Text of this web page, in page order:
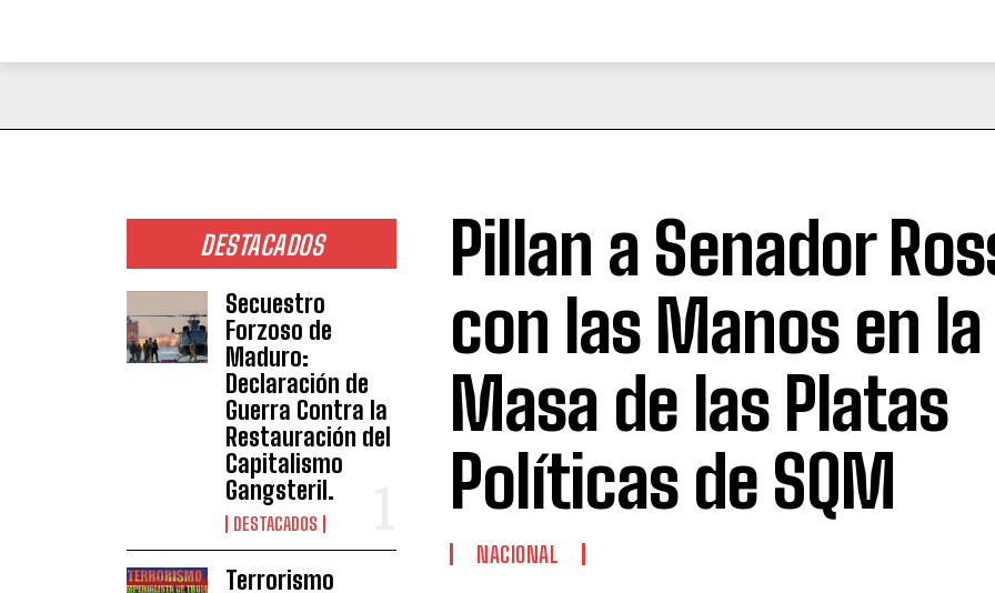
DESTACADOS
Secuestro
Forzoso de
Maduro:
Declaración de
Guerra Contra la
Restauración del
Capitalismo
Gangsteril.
DESTACADOS
Terrorismo
Pillan a Senador
con las Manos en la
Masa de las Platas
Políticas de SQM
NACIONAL